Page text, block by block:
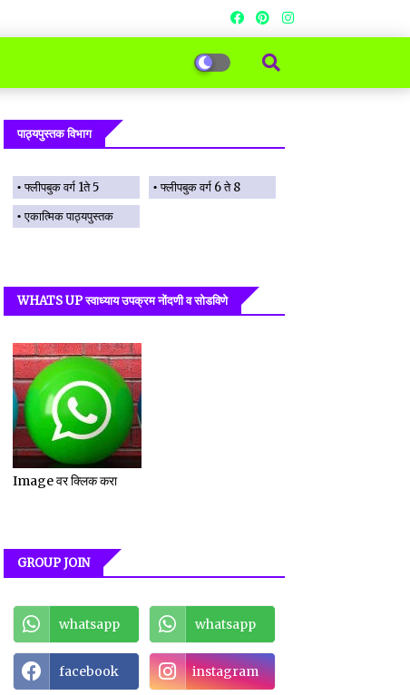
पाठ्यपुस्तक विभाग
फ्लीपबुक वर्ग 1ते 5
फ्लीपबुक वर्ग 6 ते 8
एकात्मिक पाठ्यपुस्तक
WHATS UP स्वाध्याय उपक्रम नोंदणी व सोडविणे
Image वर क्लिक करा
GROUP JOIN
whatsapp whatsapp
facebook instagram